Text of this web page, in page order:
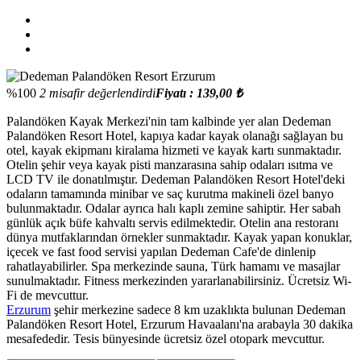
%100 2 misafir değerlendirdiFiyatı : 139,00 ₺
Palandöken Kayak Merkezi'nin tam kalbinde yer alan Dedeman
Palandöken Resort Hotel, kapıya kadar kayak olanağı sağlayan bu
otel, kayak ekipmanı kiralama hizmeti ve kayak kartı sunmaktadır.
Otelin şehir veya kayak pisti manzarasına sahip odaları ısıtma ve
LCD TV ile donatılmıştır. Dedeman Palandöken Resort Hotel'deki
odaların tamamında minibar ve saç kurutma makineli özel banyo
bulunmaktadır. Odalar ayrıca halı kaplı zemine sahiptir. Her sabah
günlük açık büfe kahvaltı servis edilmektedir. Otelin ana restoranı
dünya mutfaklarından örnekler sunmaktadır. Kayak yapan konuklar,
içecek ve fast food servisi yapılan Dedeman Cafe'de dinlenip
rahatlayabilirler. Spa merkezinde sauna, Türk hamamı ve masajlar
sunulmaktadır. Fitness merkezinden yararlanabilirsiniz. Ücretsiz Wi-
Fi de mevcuttur.
Erzurum şehir merkezine sadece 8 km uzaklıkta bulunan Dedeman
Palandöken Resort Hotel, Erzurum Havaalanı'na arabayla 30 dakika
mesafededir. Tesis bünyesinde ücretsiz özel otopark mevcuttur.